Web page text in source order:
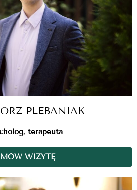
PLEBANIAK
terapeuta
WIZYTĘ